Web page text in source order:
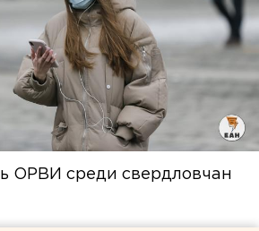
ОРВИ среди свердловчан